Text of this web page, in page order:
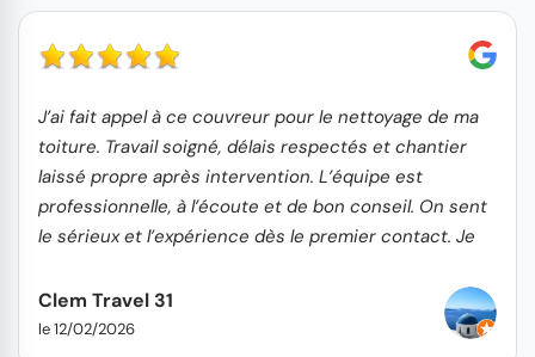
J’ai fait appel à ce couvreur pour le nettoyage de ma
toiture. Travail soigné, délais respectés et chantier
laissé propre après intervention. L’équipe est
professionnelle, à l’écoute et de bon conseil. On sent
le sérieux et l’expérience dès le premier contact. Je
Clem Travel 31
le 12/02/2026